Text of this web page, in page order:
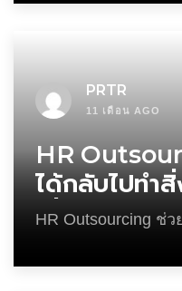
PRTR
11 เดือน AGO
HR
ได้กลับไปทำ
เพิ่มประสิทธิภ
HR Outsourcing ช่ว